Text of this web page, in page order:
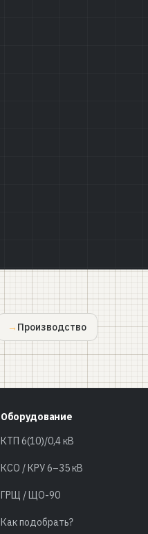
Производство
Оборудование
КТП 6(10)/0,4 кВ
КСО / КРУ 6–35 кВ
ГРЩ / ЩО-90
Как подобрать?